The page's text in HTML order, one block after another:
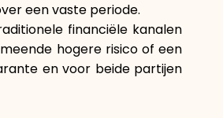
een vaste periode.
financiële kanalen
hogere risico of een
en voor beide partijen